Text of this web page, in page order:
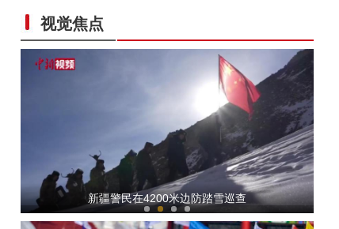
视觉焦点
新疆阿尔金山现现实版“熊出没”
新疆警民在4200米边防踏雪巡查